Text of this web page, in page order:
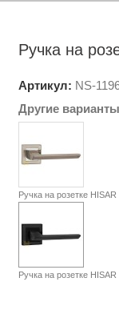
Ручка на
Артикул: NS-
Другие
Ручка на розетке
Ручка на розетке